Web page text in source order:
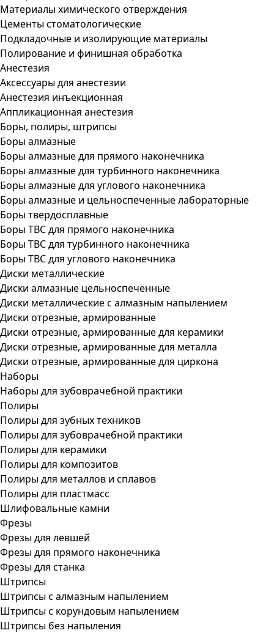
Материалы химического отверждения
Цементы стоматологические
Подкладочные и изолирующие материалы
Полирование и финишная обработка
Анестезия
Аксессуары для анестезии
Анестезия инъекционная
Аппликационная анестезия
Боры, полиры, штрипсы
Боры алмазные
Боры алмазные для прямого наконечника
Боры алмазные для турбинного наконечника
Боры алмазные для углового наконечника
Боры алмазные и цельноспеченные лабораторные
Боры твердосплавные
Боры ТВС для прямого наконечника
Боры ТВС для турбинного наконечника
Боры ТВС для углового наконечника
Диски металлические
Диски алмазные цельноспеченные
Диски металлические с алмазным напылением
Диски отрезные, армированные
Диски отрезные, армированные для керамики
Диски отрезные, армированные для металла
Диски отрезные, армированные для циркона
Наборы
Наборы для зубоврачебной практики
Полиры
Полиры для зубных техников
Полиры для зубоврачебной практики
Полиры для керамики
Полиры для композитов
Полиры для металлов и сплавов
Полиры для пластмасс
Шлифовальные камни
Фрезы
Фрезы для левшей
Фрезы для прямого наконечника
Фрезы для станка
Штрипсы
Штрипсы c алмазным напылением
Штрипсы c корундовым напылением
Штрипсы без напыления